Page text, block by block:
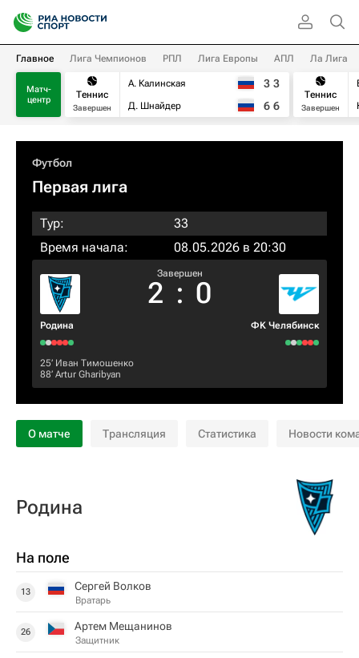
Главное Лига Чемпионов РПЛ Лига Европы АПЛ Ла Лига
Матч-
центр
Теннис
Завершен
А. Калинская
Д. Шнайдер
3 3
6 6
Теннис
Завершен
Футбол
Первая лига
Тур:
33
Время начала:
08.05.2026 в 20:30
Родина
Завершен
2 : 0
ФK Челябинск
25‎’‎ Иван Тимошенко
88‎’‎ Artur Gharibyan
О матче Трансляция Статистика Новости
Родина
На поле
13 Сергей Волков
Вратарь
26 Артем Мещанинов
Защитник